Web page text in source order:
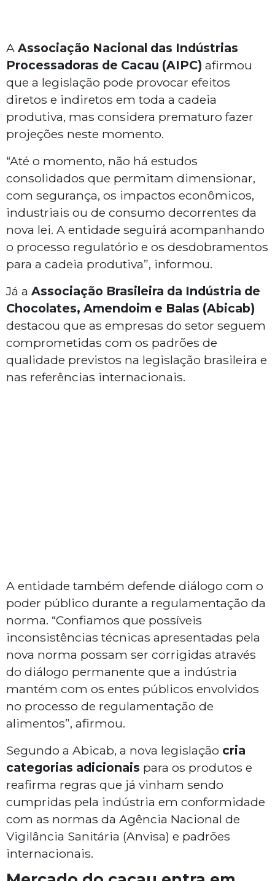
A Associação Nacional das Indústrias
Processadoras de Cacau (AIPC) afirmou
que a legislação pode provocar efeitos
diretos e indiretos em toda a cadeia
produtiva, mas considera prematuro fazer
projeções neste momento.
“Até o momento, não há estudos
consolidados que permitam dimensionar,
com segurança, os impactos econômicos,
industriais ou de consumo decorrentes da
nova lei. A entidade seguirá acompanhando
o processo regulatório e os desdobramentos
para a cadeia produtiva”, informou.
Já a Associação Brasileira da Indústria de
Chocolates, Amendoim e Balas (Abicab)
destacou que as empresas do setor seguem
comprometidas com os padrões de
qualidade previstos na legislação brasileira e
nas referências internacionais.
A entidade também defende diálogo com o
poder público durante a regulamentação da
norma. “Confiamos que possíveis
inconsistências técnicas apresentadas pela
nova norma possam ser corrigidas através
do diálogo permanente que a indústria
mantém com os entes públicos envolvidos
no processo de regulamentação de
alimentos”, afirmou.
Segundo a Abicab, a nova legislação cria
categorias adicionais para os produtos e
reafirma regras que já vinham sendo
cumpridas pela indústria em conformidade
com as normas da Agência Nacional de
Vigilância Sanitária (Anvisa) e padrões
internacionais.